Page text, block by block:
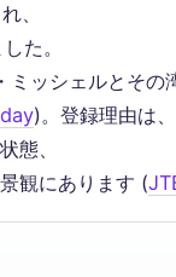
、
た。
ミッシェルとその
)。登録理由は、
態、
観にあります (